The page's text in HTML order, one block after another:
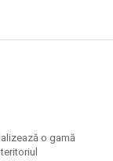
o gamă